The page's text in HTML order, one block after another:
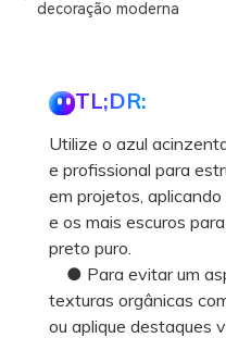
decoração moderna
TL;DR:
Utilize o azul
e profissional para
em projetos,
e os mais escuros
preto puro.
● Para evitar um
texturas orgânicas
ou aplique destaques